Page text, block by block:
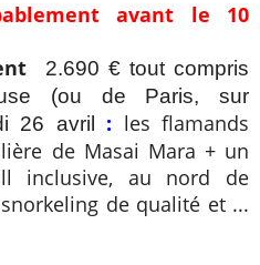
avant le 10
2.690 € tout compris
(ou de Paris, sur
26 avril : les flamands
de Masai Mara + un
inclusive, au nord de
de qualité et ...